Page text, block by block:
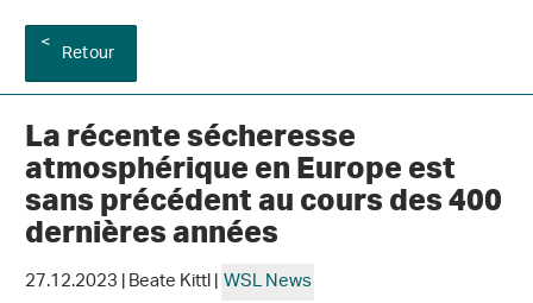
Retour
La récente sécheresse
atmosphérique en Europe est
sans précédent au cours des 400
dernières années
27.12.2023 | Beate Kittl |WSL News